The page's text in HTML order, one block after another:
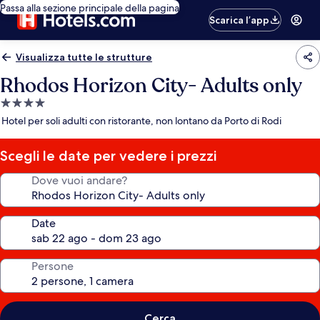
Passa alla sezione principale della pagina
Scarica l’app
Visualizza tutte le strutture
Rhodos Horizon City- Adults only
Struttura
a
stelle
Hotel per soli adulti con ristorante, non lontano da Porto di Rodi
Scegli le date per vedere i prezzi
Dove vuoi andare?
Date
Persone